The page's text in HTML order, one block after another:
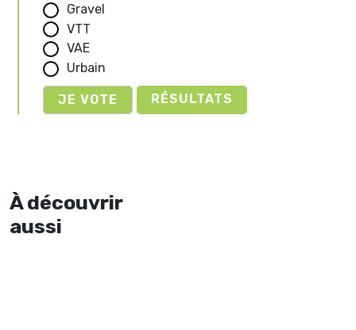
Gravel
VTT
VAE
Urbain
RÉSULTATS
À découvrir
aussi